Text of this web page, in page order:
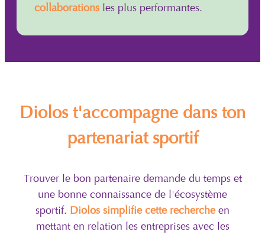
collaborations les plus performantes.
Diolos t'accompagne dans ton
partenariat sportif
Trouver le bon partenaire demande du temps et
une bonne connaissance de l'écosystème
sportif. Diolos simplifie cette rechercheen
mettant en relation les entreprises avec les